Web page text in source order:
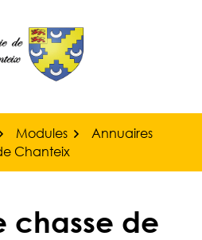
Modules
Annuaires
Chanteix
chasse de